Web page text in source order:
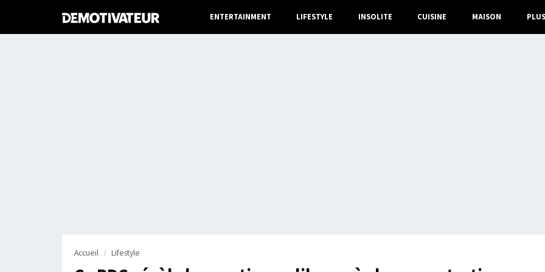
ENTERTAINMENT LIFESTYLE INSOLITE CUISINE MAISON PLUS
Accueil Lifestyle